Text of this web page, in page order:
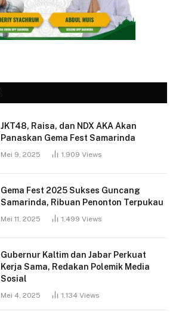
JKT48, Raisa, dan NDX AKA Akan
Panaskan Gema Fest Samarinda
Mei 9, 2025 1,909 Views
Gema Fest 2025 Sukses Guncang
Samarinda, Ribuan Penonton Terpukau
Mei 11, 2025 1,499 Views
Gubernur Kaltim dan Jabar Perkuat
Kerja Sama, Redakan Polemik Media
Sosial
Mei 4, 2025 1,134 Views